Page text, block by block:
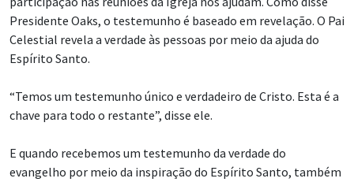
Presidente Oaks, o testemunho é baseado em revelação. O Pai
Celestial revela a verdade às pessoas por meio da ajuda do
Espírito Santo.
“Temos um testemunho único e verdadeiro de Cristo. Esta é a
chave para todo o restante”, disse ele.
E quando recebemos um testemunho da verdade do
evangelho por meio da inspiração do Espírito Santo, também